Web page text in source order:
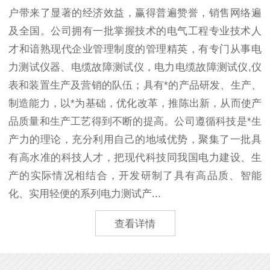
户带来了显著的经济效益，赢得普遍赞誉，销售网络遍
及全国。公司拥有一批掌握技术的电气工程专业技术人
才和谙熟现代企业管理制度的管理精英，有专门从事电
力测试仪器、电缆故障测试仪，电力电缆故障测试仪,仪
表和装置生产及营销的队伍；具有*的产品研发、生产、
制造能力，以*为基础，优化改革，推陈出新，从而使产
品质量和生产工艺得到不断的提高。公司遵循科技是*生
产力的理论，充分利用自己的地域优势，聚集了一批具
有高水准的科技人才，把现代科技同我国电力建设、生
产的实际情况相结合，开发研制了具有高品质、智能
化、实用轻便的系列电力测试产...
查看详情